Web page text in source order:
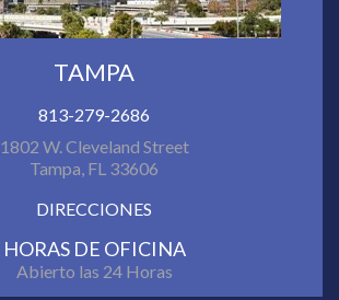
TAMPA
813-279-2686
1802 W. Cleveland Street
Tampa, FL 33606
DIRECCIONES
HORAS DE OFICINA
Abierto las 24 Horas